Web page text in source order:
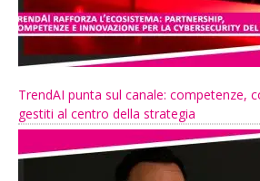
TrendAI punta sul canale: competenze,
gestiti al centro della strategia